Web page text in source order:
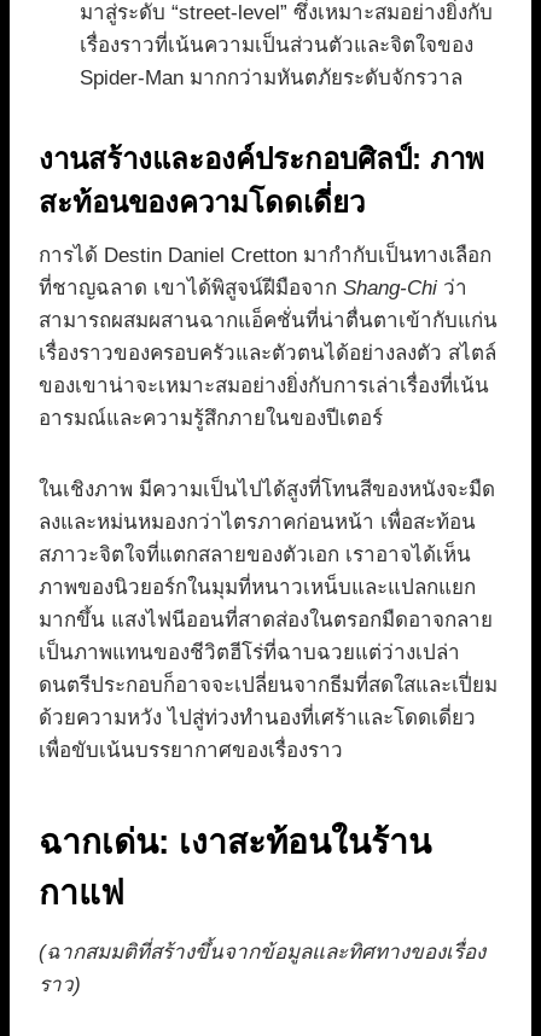
มาสู่ระดับ “street-level” ซึ่งเหมาะสมอย่างยิ่งกับ
เรื่องราวที่เน้นความเป็นส่วนตัวและจิตใจของ
Spider-Man มากกว่ามหันตภัยระดับจักรวาล
งานสร้างและองค์ประกอบศิลป์: ภาพ
สะท้อนของความโดดเดี่ยว
การได้ Destin Daniel Cretton มากำกับเป็นทางเลือก
ที่ชาญฉลาด เขาได้พิสูจน์ฝีมือจาก Shang-Chi ว่า
สามารถผสมผสานฉากแอ็คชั่นที่น่าตื่นตาเข้ากับแก่น
เรื่องราวของครอบครัวและตัวตนได้อย่างลงตัว สไตล์
ของเขาน่าจะเหมาะสมอย่างยิ่งกับการเล่าเรื่องที่เน้น
อารมณ์และความรู้สึกภายในของปีเตอร์
ในเชิงภาพ มีความเป็นไปได้สูงที่โทนสีของหนังจะมืด
ลงและหม่นหมองกว่าไตรภาคก่อนหน้า เพื่อสะท้อน
สภาวะจิตใจที่แตกสลายของตัวเอก เราอาจได้เห็น
ภาพของนิวยอร์กในมุมที่หนาวเหน็บและแปลกแยก
มากขึ้น แสงไฟนีออนที่สาดส่องในตรอกมืดอาจกลาย
เป็นภาพแทนของชีวิตฮีโร่ที่ฉาบฉวยแต่ว่างเปล่า
ดนตรีประกอบก็อาจจะเปลี่ยนจากธีมที่สดใสและเปี่ยม
ด้วยความหวัง ไปสู่ท่วงทำนองที่เศร้าและโดดเดี่ยว
เพื่อขับเน้นบรรยากาศของเรื่องราว
ฉากเด่น: เงาสะท้อนในร้าน
กาแฟ
(ฉากสมมติที่สร้างขึ้นจากข้อมูลและทิศทางของเรื่อง
ราว)